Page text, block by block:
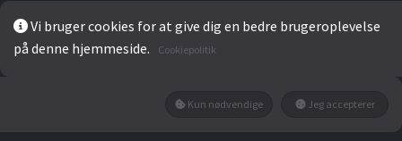
Vi bruger cookies for at give dig en bedre brugeroplevelse
på denne hjemmeside.
Cookiepolitik
Kun nødvendige Jeg accepterer